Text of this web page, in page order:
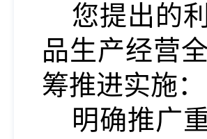
您提出的
品生产经营
筹推进实施：
明确推广